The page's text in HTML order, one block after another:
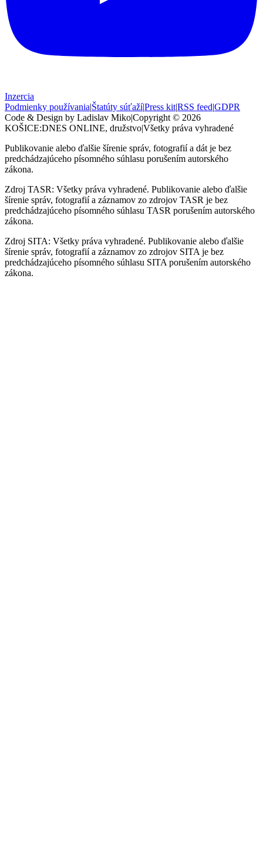
Inzercia
Podmienky používania|Štatúty súťaží|Press kit|RSS feed|GDPR
Code & Design by Ladislav Miko|Copyright © 2026
KOŠICE:DNES ONLINE, družstvo|Všetky práva vyhradené
Publikovanie alebo ďalšie šírenie správ, fotografií a dát je bez
predchádzajúceho písomného súhlasu porušením autorského
zákona.
Zdroj TASR: Všetky práva vyhradené. Publikovanie alebo ďalšie
šírenie správ, fotografií a záznamov zo zdrojov TASR je bez
predchádzajúceho písomného súhlasu TASR porušením autorského
zákona.
Zdroj SITA: Všetky práva vyhradené. Publikovanie alebo ďalšie
šírenie správ, fotografií a záznamov zo zdrojov SITA je bez
predchádzajúceho písomného súhlasu SITA porušením autorského
zákona.